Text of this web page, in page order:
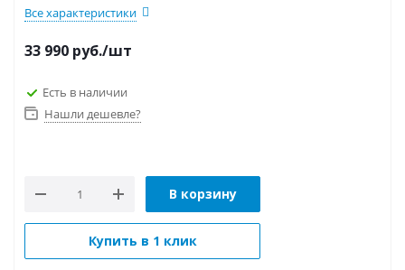
Все характеристики
33 990 руб./шт
Есть в наличии
Нашли дешевле?
В корзину
Купить в 1 клик